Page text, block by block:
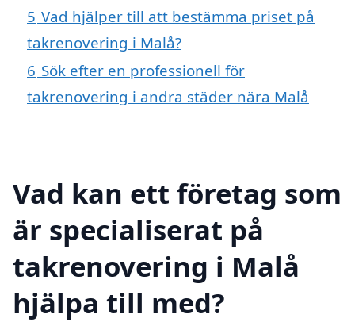
5 Vad hjälper till att bestämma priset på
takrenovering i Malå?
6 Sök efter en professionell för
takrenovering i andra städer nära Malå
Vad kan ett företag som
är specialiserat på
takrenovering i Malå
hjälpa till med?